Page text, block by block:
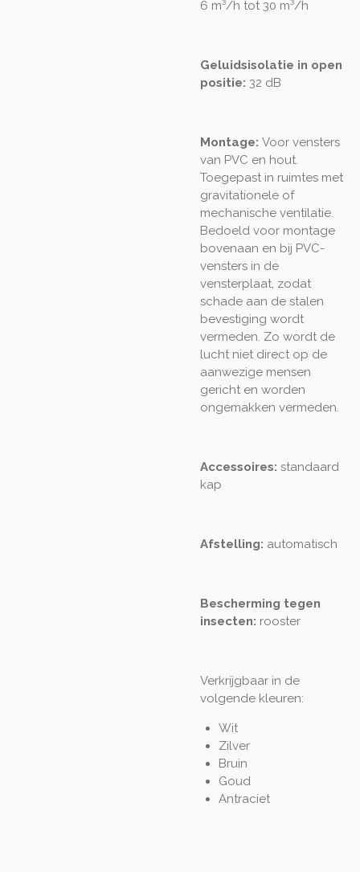
6 m³/h tot 30 m³/h
Geluidsisolatie in open
positie: 32 dB
Montage: Voor vensters
van PVC en hout.
Toegepast in ruimtes met
gravitationele of
mechanische ventilatie.
Bedoeld voor montage
bovenaan en bij PVC-
vensters in de
vensterplaat, zodat
schade aan de stalen
bevestiging wordt
vermeden. Zo wordt de
lucht niet direct op de
aanwezige mensen
gericht en worden
ongemakken vermeden.
Accessoires: standaard
kap
Afstelling: automatisch
Bescherming tegen
insecten: rooster
Verkrijgbaar in de
volgende kleuren:
Wit
Zilver
Bruin
Goud
Antraciet